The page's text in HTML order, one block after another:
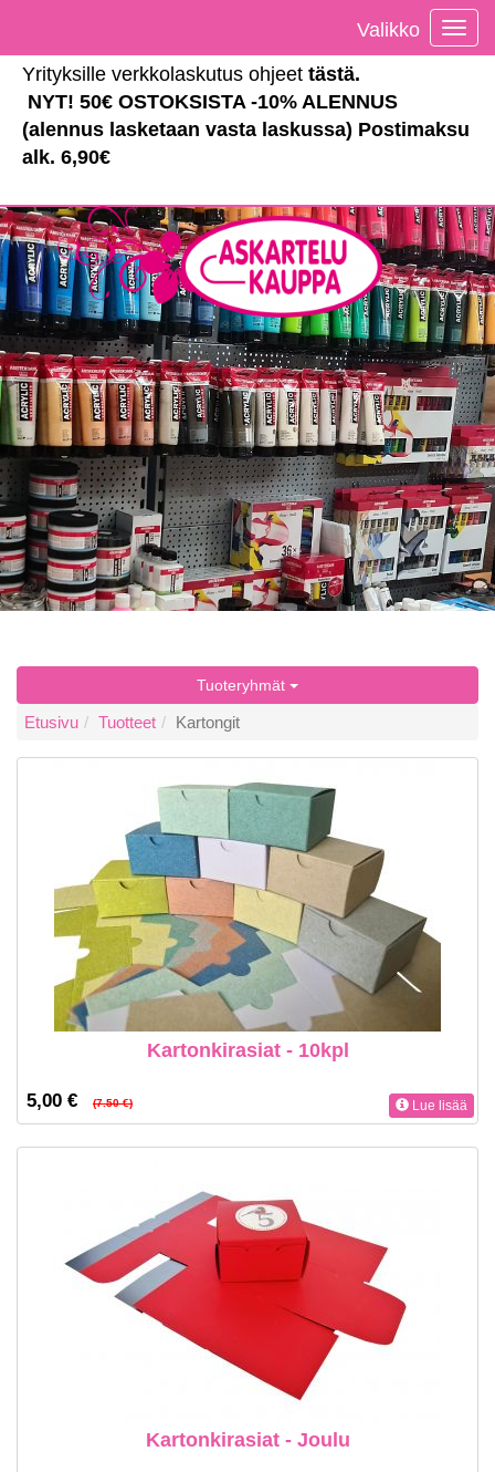
Yrityksille verkkolaskutus ohjeet tästä.
NYT! 50€ OSTOKSISTA -10% ALENNUS
(alennus lasketaan vasta laskussa) Postimaksu
alk. 6,90€
Valikko
Tuoteryhmät
Etusivu Tuotteet Kartongit
Kartonkirasiat - 10kpl
5,00 € (7.50 €) Lue lisää
Kartonkirasiat - Joulu